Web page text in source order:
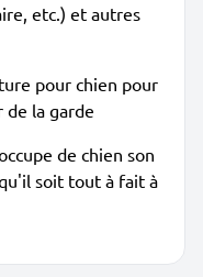
etc.) et autres
pour chien pour
de la garde
de chien son
soit tout à fait à